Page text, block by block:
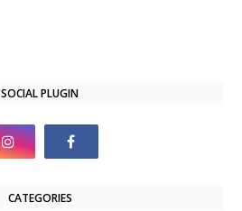
SOCIAL PLUGIN
CATEGORIES